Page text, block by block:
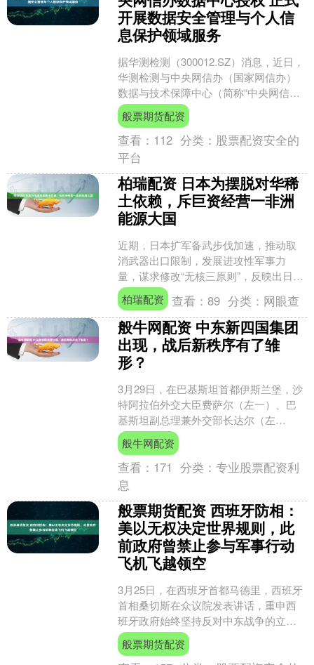
开展数据安全管理与个人信
息保护领域服务
据华测检测（300012.SZ）消息，近日，
华测检测与中央网信办（国家网信办）
数据与技术保障中心（简称“中央网信办
数据中心”）正式签署合作协议，获批成
为中央网信....
般票期货配资
查看： 112 分类： 股票配资安全的
平台
柏瑞配资 日本为摆脱对华稀
土依赖，斥巨资经营一非洲
能源大国
近期，日本扩军备武步伐加速，推动取
消武器出口限制，发展进攻性军事力
量，谋求修改“无核三原则”，反映出日本
加速推进“再军事化”的危险动向和拥核企
图。 中国政府近日....
柏瑞配资 查看：89 分类： 网眼查
般牛网配资 中东新四国集团
出现，战后新秩序有了雏
形？
3月29日，在巴基斯坦首都伊斯兰堡，沙
特阿拉伯外交大臣费萨尔（左一）、巴
基斯坦副总理兼外交部长达尔（左
二）、土耳其外交部长费丹（右二）、
埃及外交部长阿卜杜勒阿提....
般牛网配资
查看： 171 分类：专业股票配资利
息
般票期货配资 西班牙防相：
美以无权决定世界规则，此
前政府曾禁止参与军事行动
飞机飞越领空
3月25日，在西班牙首都马德里，西班牙
首相桑切斯在众议院发表讲话，重申西
班牙政府始终坚持反对中东战争的立
场。\n 新华社发 据新华社报道，西班牙
国防大臣玛加丽塔....
般票期货配资